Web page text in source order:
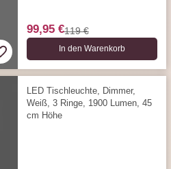
99,95 €119 €
In den Warenkorb
LED Tischleuchte, Dimmer,
Weiß, 3 Ringe, 1900 Lumen, 45
cm Höhe